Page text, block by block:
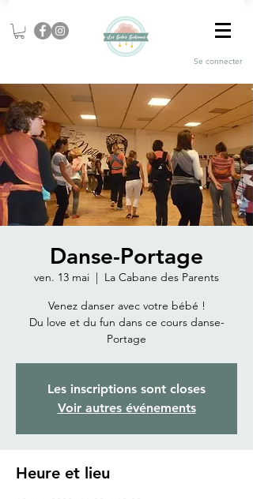
Se connecter
Danse-Portage
ven. 13 mai
  |
La Cabane des Parents
Venez danser avec votre bébé !
Du love et du fun dans ce cours danse-
Portage
Les inscriptions sont closes
Voir autres événements
Heure et lieu